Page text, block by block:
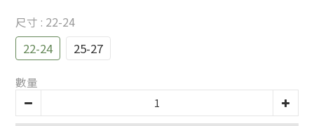
尺寸 : 22-24
22-24 25-27
數量